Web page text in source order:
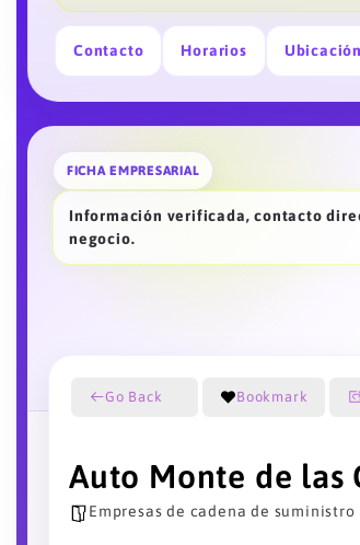
Contacto Horarios Ubicación
FICHA EMPRESARIAL
Información verificada, contacto
negocio.
Go Back Bookmark
Auto Monte de las
Empresas de cadena de suministro